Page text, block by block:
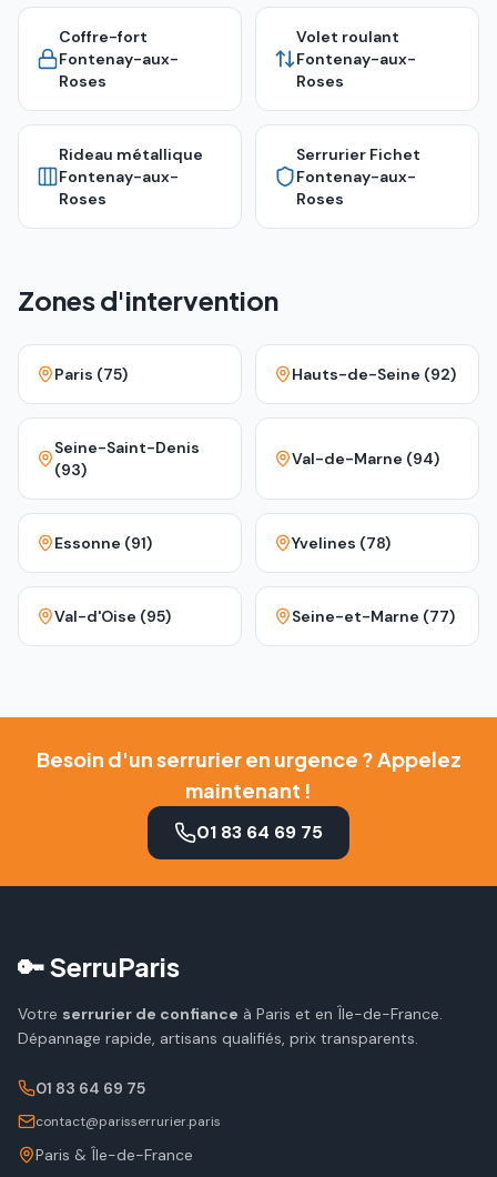
Coffre-fort
Fontenay-aux-
Roses
Volet roulant
Fontenay-aux-
Roses
Rideau métallique
Fontenay-aux-
Roses
Serrurier Fichet
Fontenay-aux-
Roses
Zones d'intervention
Paris (75) Hauts-de-Seine (92)
Seine-Saint-Denis
(93)
Val-de-Marne (94)
Essonne (91) Yvelines (78)
Val-d'Oise (95) Seine-et-Marne (77)
Besoin d'un serrurier en urgence ? Appelez
maintenant !
01 83 64 69 75
🔑 SerruParis
Votre serrurier de confiance à Paris et en Île-de-France.
Dépannage rapide, artisans qualifiés, prix transparents.
01 83 64 69 75
contact@parisserrurier.paris
Paris & Île-de-France